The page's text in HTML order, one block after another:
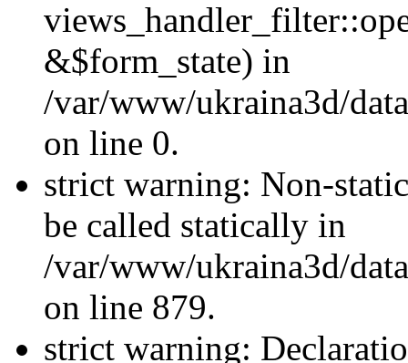
&$form_state) in
/var/www/ukraina3d/
on line 0.
strict warning: Non-
be called statically in
/var/www/ukraina3d/
on line 879.
strict warning: